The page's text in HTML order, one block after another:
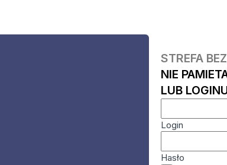
STREFA
NIE
LUB
Login
Hasło